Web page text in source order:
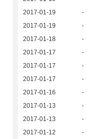
2017-01-19
-
2017-01-19
-
2017-01-18
-
2017-01-17
-
2017-01-17
-
2017-01-17
-
2017-01-16
-
2017-01-13
-
2017-01-13
-
2017-01-12
-